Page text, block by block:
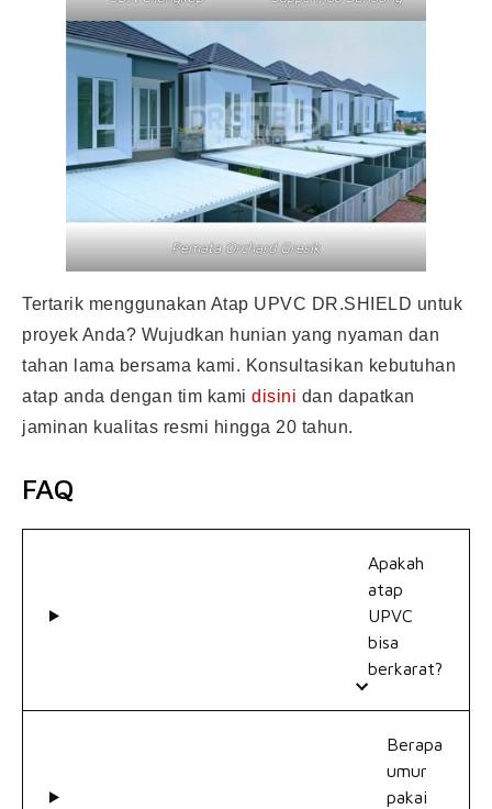
Pemata Orchard Gresik
Tertarik menggunakan Atap UPVC DR.SHIELD untuk
proyek Anda? Wujudkan hunian yang nyaman dan
tahan lama bersama kami. Konsultasikan kebutuhan
atap anda dengan tim kami disini dan dapatkan
jaminan kualitas resmi hingga 20 tahun.
FAQ
Apakah
atap
UPVC
bisa
berkarat?
Berapa
umur
pakai